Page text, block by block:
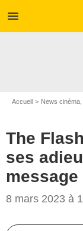
menu
Accueil News
The
ses
8 mars 2023 à